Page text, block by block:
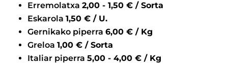
Erremolatxa
2,00 - 1,50 € / Sorta
Eskarola
1,50 € / U.
Gernikako piperra
6,00 € / Kg
Greloa
1,00 € / Sorta
Italiar piperra
5,00 - 4,00 € / Kg